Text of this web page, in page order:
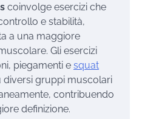
coinvolge esercizi che
e stabilità,
a una maggiore
Gli esercizi
piegamenti e squat
diversi gruppi muscolari
contribuendo
definizione.